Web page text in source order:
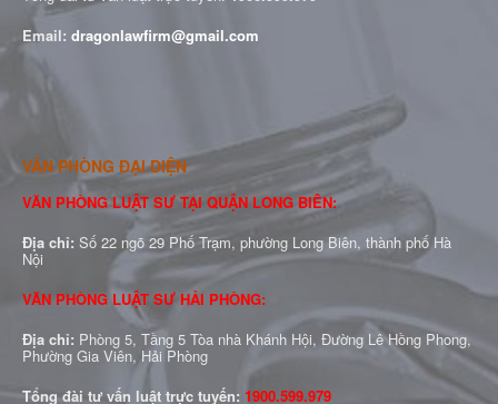
Email: dragonlawfirm@gmail.com
VĂN PHÒNG ĐẠI DIỆN
VĂN PHÒNG LUẬT SƯ TẠI QUẬN LONG BIÊN:
Địa chỉ: Số 22 ngõ 29 Phố Trạm, phường Long Biên, thành phố Hà
Nội
VĂN PHÒNG LUẬT SƯ HẢI PHÒNG:
Địa chỉ: Phòng 5, Tầng 5 Tòa nhà Khánh Hội, Đường Lê Hồng Phong,
Phường Gia Viên, Hải Phòng
Tổng đài tư vấn luật trực tuyến: 1900.599.979